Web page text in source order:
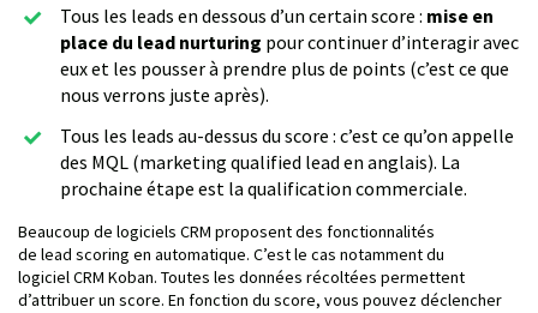
Tous les leads en dessous d’un certain score : mise en
place du lead nurturing pour continuer d’interagir avec
eux et les pousser à prendre plus de points (c’est ce que
nous verrons juste après).
Tous les leads au-dessus du score : c’est ce qu’on appelle
des MQL (marketing qualified lead en anglais). La
prochaine étape est la qualification commerciale.
Beaucoup de logiciels CRM proposent des fonctionnalités
de lead scoring en automatique. C’est le cas notamment du
logiciel CRM Koban. Toutes les données récoltées permettent
d’attribuer un score. En fonction du score, vous pouvez déclencher